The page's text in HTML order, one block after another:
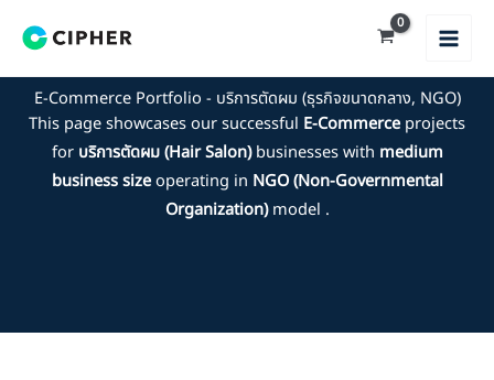
E-Commerce Portfolio - บริการตัดผม (ธุรกิจขนาดกลาง, NGO)
This page showcases our successful E-Commerce projects
for บริการตัดผม (Hair Salon)businesses with medium
business sizeoperating in NGO (Non-Governmental
Organization)model .